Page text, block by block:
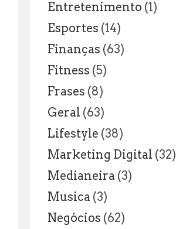
Entretenimento (1)
Esportes (14)
Finanças (63)
Fitness (5)
Frases (8)
Geral (63)
Lifestyle (38)
Marketing Digital (32)
Medianeira (3)
Musica (3)
Negócios (62)